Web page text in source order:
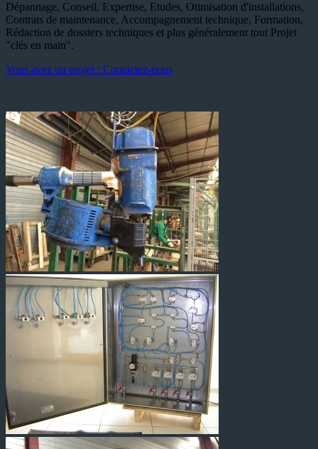
Dépannage, Conseil, Expertise, Etudes, Otimisation d'installations,
Contrats de maintenance, Accompagnement technique, Formation,
Rédaction de dossiers techniques et plus généralement tout Projet
"clés en main".
Vous avez un projet : Contactez-nous